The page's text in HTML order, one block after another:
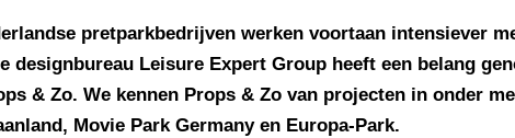
pretparkbedrijven werken voortaan intensiever
designbureau Leisure Expert Group heeft een belang
& Zo. We kennen Props & Zo van projecten in onder
Movie Park Germany en Europa-Park.